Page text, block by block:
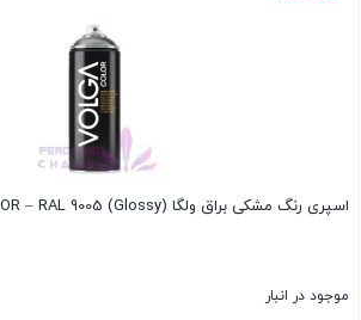
اسپری رنگ مشکی براق ولگا VOLGA COLOR – RAL 9005 (Glossy)
موجود در انبار